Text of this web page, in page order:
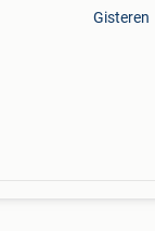
Gisteren